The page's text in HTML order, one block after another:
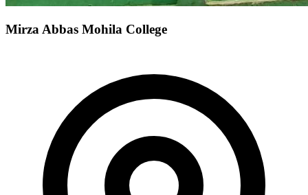
Mirza Abbas Mohila College